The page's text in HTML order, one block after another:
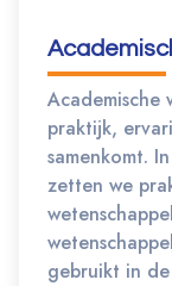
Academische
praktijk,
samenkomt.
zetten we
gebruikt in